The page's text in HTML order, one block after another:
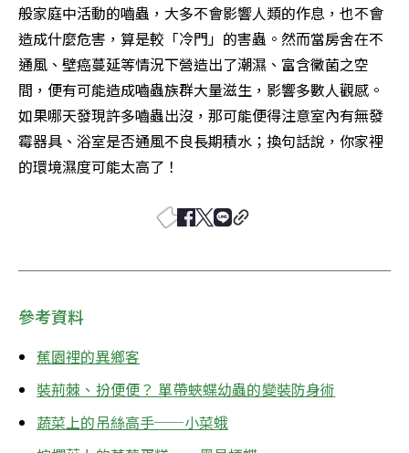
般家庭中活動的嚙蟲，大多不會影響人類的作息，也不會
造成什麼危害，算是較「冷門」的害蟲。然而當房舍在不
通風、壁癌蔓延等情況下營造出了潮濕、富含黴菌之空
間，便有可能造成嚙蟲族群大量滋生，影響多數人觀感。
如果哪天發現許多嚙蟲出沒，那可能便得注意室內有無發
霉器具、浴室是否通風不良長期積水；換句話說，你家裡
的環境濕度可能太高了！
參考資料
蕉園裡的異鄉客
裝荊棘、扮便便？ 單帶蛺蝶幼蟲的變裝防身術
蔬菜上的吊絲高手──小菜蛾